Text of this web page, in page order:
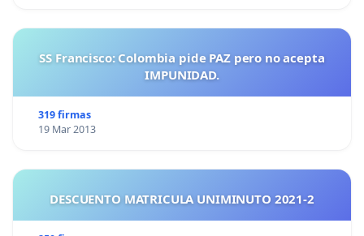
SS Francisco: Colombia pide PAZ pero no acepta
IMPUNIDAD.
319 firmas
19 Mar 2013
DESCUENTO MATRICULA UNIMINUTO 2021-2